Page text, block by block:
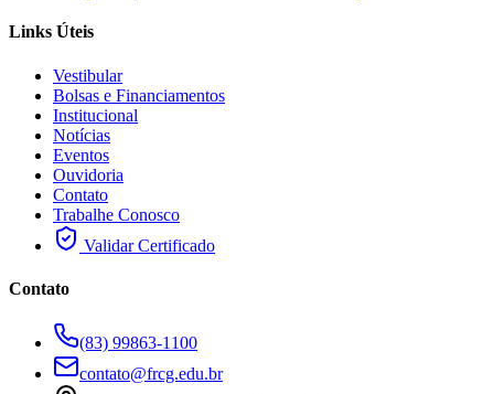
Links Úteis
Vestibular
Bolsas e Financiamentos
Institucional
Notícias
Eventos
Ouvidoria
Contato
Trabalhe Conosco
Validar Certificado
Contato
(83) 99863-1100
contato@frcg.edu.br